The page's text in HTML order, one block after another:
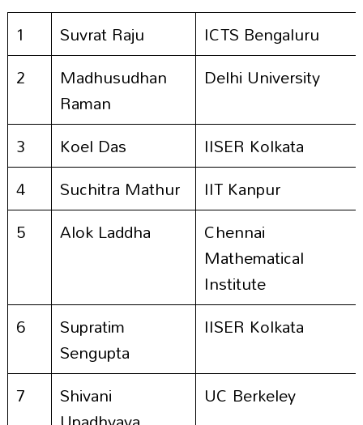
1
Suvrat Raju
ICTS Bengaluru
2
Madhusudhan
Raman
Delhi University
3 Koel Das
IISER Kolkata
4
Suchitra Mathur
IIT Kanpur
5
Alok Laddha
Chennai
Mathematical
Institute
6
Supratim
Sengupta
IISER Kolkata
7
Shivani
UC Berkeley